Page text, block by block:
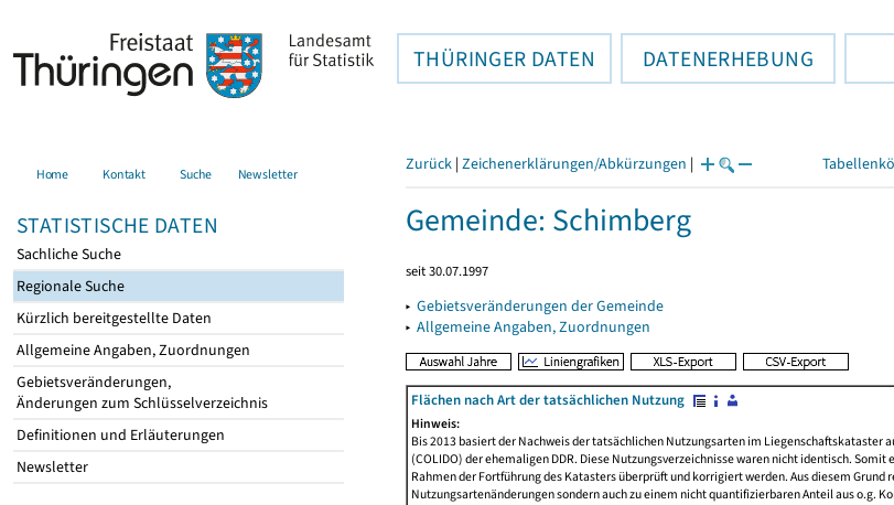
THÜRINGER DATEN DATENERHEBUNG
Home Kontakt Suche Newsletter
STATISTISCHE DATEN
Sachliche Suche
Regionale Suche
Kürzlich bereitgestellte Daten
Allgemeine Angaben, Zuordnungen
Gebietsveränderungen,
Änderungen zum Schlüsselverzeichnis
Definitionen und Erläuterungen
Newsletter
Zurück | Zeichenerklärungen/Abkürzungen |
Gemeinde: Schimberg
seit 30.07.1997
▸ Gebietsveränderungen der Gemeinde
▸ Allgemeine Angaben, Zuordnungen
Flächen nach Art der tatsächlichen Nutzung
Hinweis:
Bis 2013 basiert der Nachweis der tatsächlichen Nutzungsarten im
(COLIDO) der ehemaligen DDR. Diese Nutzungsverzeichnisse waren nicht identisch.
Rahmen der Fortführung des Katasters überprüft und korrigiert werden. Aus diesem
Nutzungsartenänderungen sondern auch zu einem nicht quantifizierbaren Anteil aus o.g.